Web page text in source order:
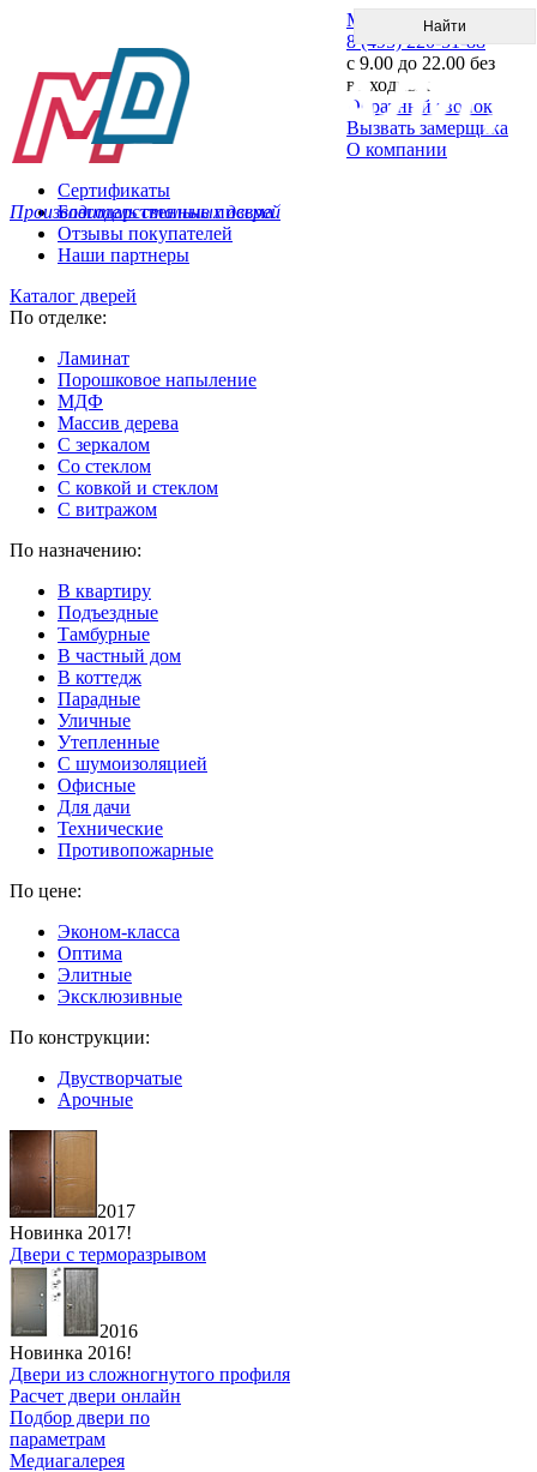
Производитель стальных дверей
Меню
8 (495) 220-51-88
с 9.00 до 22.00 без
выходных
Обратный звонок
Вызвать замерщика
О компании
Сертификаты
Благодарственные письма
Отзывы покупателей
Наши партнеры
Каталог дверей
По отделке:
Ламинат
Порошковое напыление
МДФ
Массив дерева
С зеркалом
Со стеклом
С ковкой и стеклом
С витражом
По назначению:
В квартиру
Подъездные
Тамбурные
В частный дом
В коттедж
Парадные
Уличные
Утепленные
C шумоизоляцией
Офисные
Для дачи
Технические
Противопожарные
По цене:
Эконом-класса
Оптима
Элитные
Эксклюзивные
По конструкции:
Двустворчатые
Арочные
2017
Новинка 2017!
Двери с терморазрывом
2016
Новинка 2016!
Двери из сложногнутого профиля
Расчет двери онлайн
Подбор двери по
параметрам
Медиагалерея